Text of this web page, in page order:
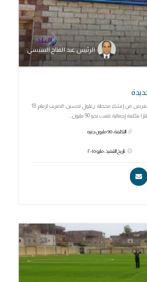
الرئيس عبد الفتاح السيسي
محطة طلمبات صرف زغلول الجديدة الغرض من إنشاء محطة زغلول تحسين الصرف لزمام 18
التكلفة: 90 مليون جنيه
تاريخ التنفيذ: مايو ٢٠١٥